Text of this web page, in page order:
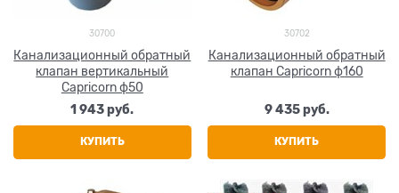
30700
Канализационный обратный
клапан вертикальный
Capricorn ф50
1 943 руб.
КУПИТЬ
30702
Канализационный обратный
клапан Capricorn ф160
9 435 руб.
КУПИТЬ